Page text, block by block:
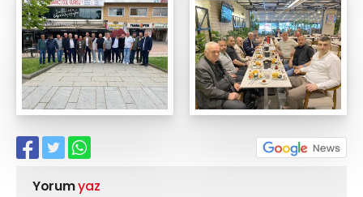
Yorumyaz